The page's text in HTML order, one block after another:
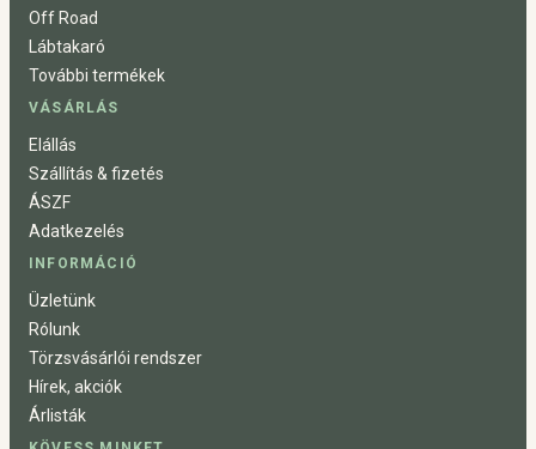
Off Road
Lábtakaró
További termékek
VÁSÁRLÁS
Elállás
Szállítás & fizetés
ÁSZF
Adatkezelés
INFORMÁCIÓ
Üzletünk
Rólunk
Törzsvásárlói rendszer
Hírek, akciók
Árlisták